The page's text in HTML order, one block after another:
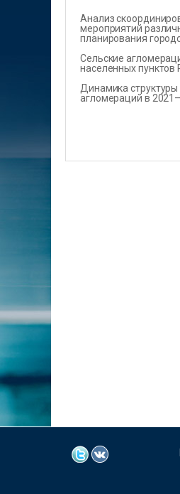
Анализ
мероприятий
планирования
Сельские
населенных
Динамика
агломераций в